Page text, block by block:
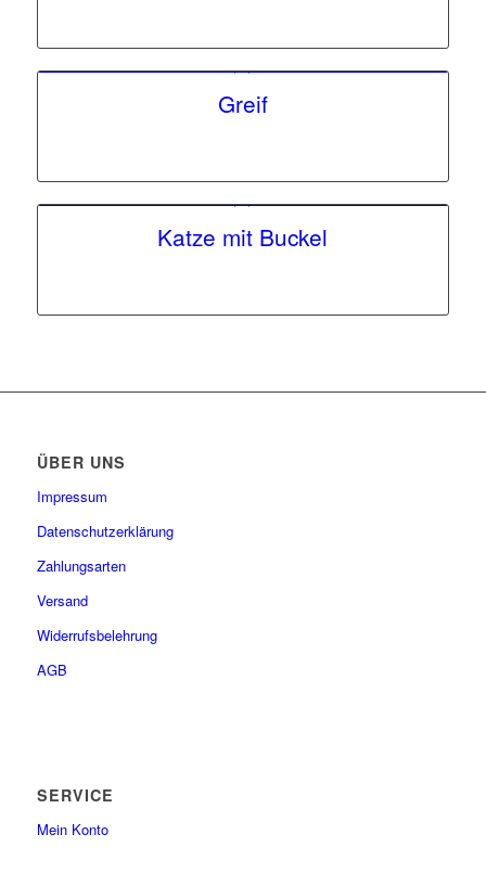
Greif
Katze mit Buckel
ÜBER UNS
Impressum
Datenschutzerklärung
Zahlungsarten
Versand
Widerrufsbelehrung
AGB
SERVICE
Mein Konto